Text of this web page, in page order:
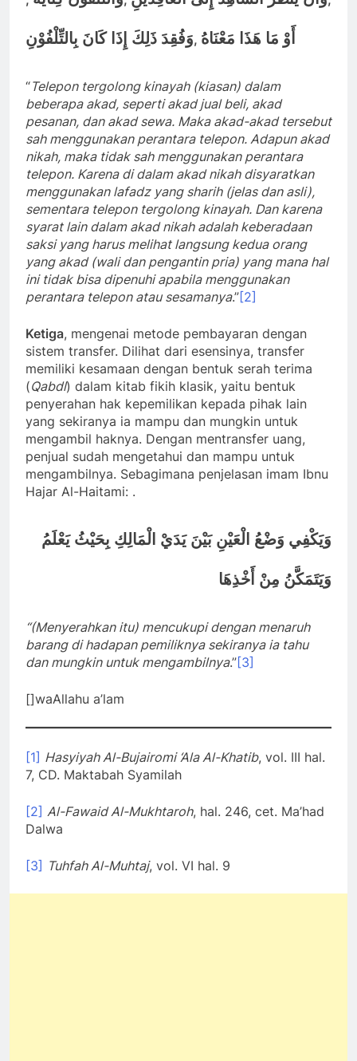
وَفُقِدَ ذَلِكَ إِذَا كَانَ بِالتِّلْفُوْنِ, أَوْ مَا هَذَا مَعْنَاهُ
“Telepon tergolong kinayah (kiasan) dalam
beberapa akad, seperti akad jual beli, akad
pesanan, dan akad sewa. Maka akad-akad tersebut
sah menggunakan perantara telepon. Adapun akad
nikah, maka tidak sah menggunakan perantara
telepon. Karena di dalam akad nikah disyaratkan
menggunakan lafadz yang sharih (jelas dan asli),
sementara telepon tergolong kinayah. Dan karena
syarat lain dalam akad nikah adalah keberadaan
saksi yang harus melihat langsung kedua orang
yang akad (wali dan pengantin pria) yang mana hal
ini tidak bisa dipenuhi apabila menggunakan
perantara telepon atau sesamanya.”[2]
Ketiga, mengenai metode pembayaran dengan
sistem transfer. Dilihat dari esensinya, transfer
memiliki kesamaan dengan bentuk serah terima
(Qabdl) dalam kitab fikih klasik, yaitu bentuk
penyerahan hak kepemilikan kepada pihak lain
yang sekiranya ia mampu dan mungkin untuk
mengambil haknya. Dengan mentransfer uang,
penjual sudah mengetahui dan mampu untuk
mengambilnya. Sebagimana penjelasan imam Ibnu
Hajar Al-Haitami: .
وَيَكْفِي وَضْعُ الْعَيْنِ بَيْنَ يَدَيْ الْمَالِكِ بِحَيْثُ يَعْلَمُ
وَيَتَمَكَّنُ مِنْ أَخْذِهَا
“(Menyerahkan itu) mencukupi dengan menaruh
barang di hadapan pemiliknya sekiranya ia tahu
dan mungkin untuk mengambilnya.”[3]
[]waAllahu a’lam
[1] Hasyiyah Al-Bujairomi ‘Ala Al-Khatib, vol. III hal.
7, CD. Maktabah Syamilah
[2] Al-Fawaid Al-Mukhtaroh, hal. 246, cet. Ma’had
Dalwa
[3] Tuhfah Al-Muhtaj, vol. VI hal. 9